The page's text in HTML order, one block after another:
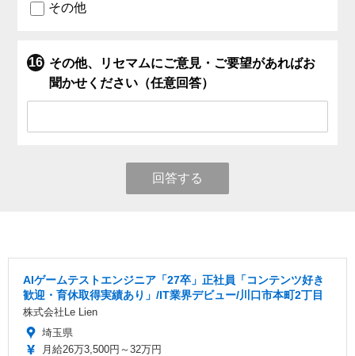
その他
その他、リセマムにご意見・ご要望があればお
聞かせください（任意回答）
回答する
AIゲームテストエンジニア「27卒」正社員「コンテンツ好き
歓迎・育休取得実績あり」/IT業界デビュー/川口市本町2丁目
株式会社Le Lien
埼玉県
月給26万3,500円～32万円